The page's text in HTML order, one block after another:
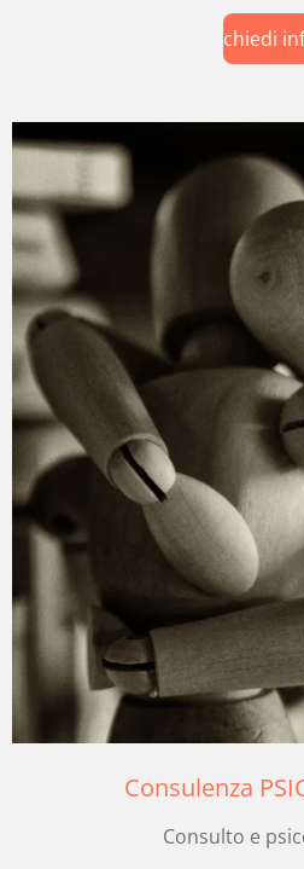
chiedi
Consulenza
Consulto e